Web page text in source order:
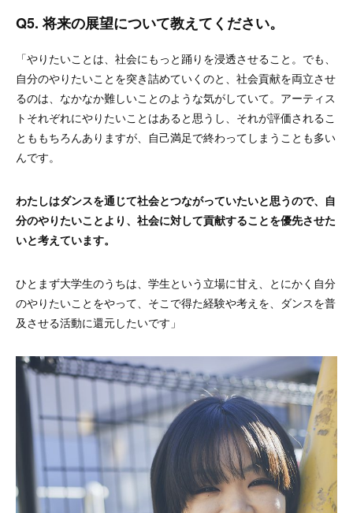
Q5. 将来の展望について教えてください。
「やりたいことは、社会にもっと踊りを浸透させること。でも、
自分のやりたいことを突き詰めていくのと、社会貢献を両立させ
るのは、なかなか難しいことのような気がしていて。アーティス
トそれぞれにやりたいことはあると思うし、それが評価されるこ
とももちろんありますが、自己満足で終わってしまうことも多い
んです。
わたしはダンスを通じて社会とつながっていたいと思うので、自
分のやりたいことより、社会に対して貢献することを優先させた
いと考えています。
ひとまず大学生のうちは、学生という立場に甘え、とにかく自分
のやりたいことをやって、そこで得た経験や考えを、ダンスを普
及させる活動に還元したいです」